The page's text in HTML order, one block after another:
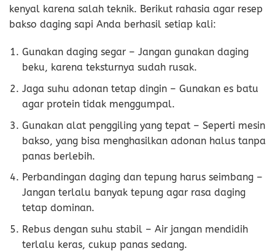
kenyal karena salah teknik. Berikut rahasia agar resep
bakso daging sapi Anda berhasil setiap kali:
Gunakan daging segar – Jangan gunakan daging
beku, karena teksturnya sudah rusak.
Jaga suhu adonan tetap dingin – Gunakan es batu
agar protein tidak menggumpal.
Gunakan alat penggiling yang tepat – Seperti mesin
bakso, yang bisa menghasilkan adonan halus tanpa
panas berlebih.
Perbandingan daging dan tepung harus seimbang –
Jangan terlalu banyak tepung agar rasa daging
tetap dominan.
Rebus dengan suhu stabil – Air jangan mendidih
terlalu keras, cukup panas sedang.